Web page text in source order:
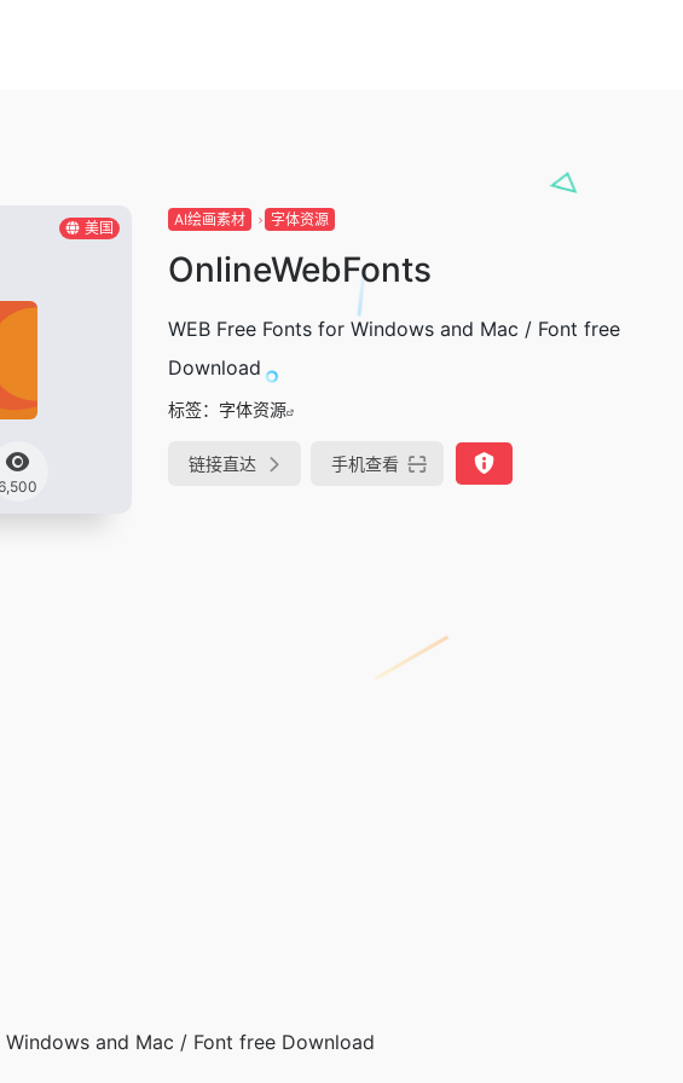
美国 AI绘画素材 字体资源
OnlineWebFonts
WEB Free Fonts for Windows and Mac / Font free
Download
标签： 字体资源
链接直达 手机查看
Windows and Mac / Font free Download